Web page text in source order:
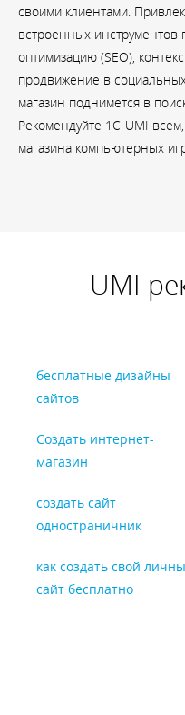
своими клиентами.
встроенных
оптимизацию (SEO),
продвижение в
магазин поднимется в
Рекомендуйте 1С-UMI
магазина компьютерных
UMI
бесплатные дизайны
сайтов
Создать интернет-
магазин
создать сайт
одностраничник
как создать свой
сайт бесплатно